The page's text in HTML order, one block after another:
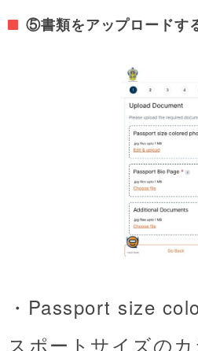
⑤書類をアップロードす
・Passport size
スポートサイズのカ